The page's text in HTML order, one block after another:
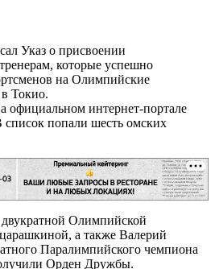
Указ о присвоении
которые успешно
на Олимпийские
Токио.
официальном интернет-портале
попали шесть омских
Олимпийской
а также Валерий
Паралимпийского чемпиона
Орден Дружбы.